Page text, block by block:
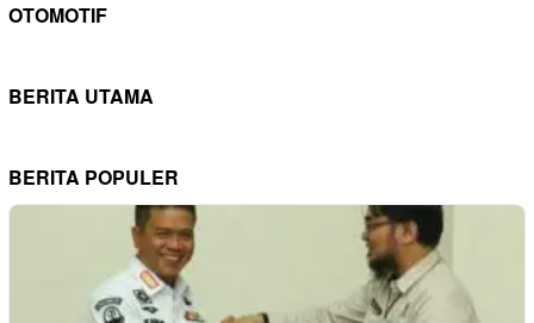
OTOMOTIF
BERITA UTAMA
BERITA POPULER